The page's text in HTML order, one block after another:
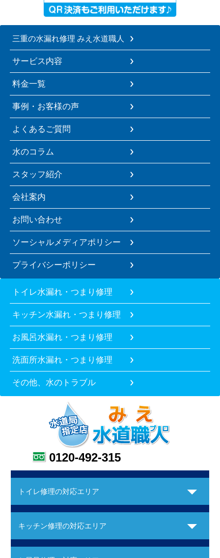
三重の水漏れ修理 みえ水道職人
サービス内容
料金一覧
事例・お客様の声
よくあるご質問
水のコラム
スタッフ紹介
会社案内
お問い合わせ
ソーシャルメディアポリシー
プライバシーポリシー
トイレ水漏れ・つまり修理
キッチン水漏れ・つまり修理
お風呂水漏れ・つまり修理
洗面所水漏れ・つまり修理
その他、水のトラブル
0120-492-315
トイレ修理の対応エリア
キッチン修理の対応エリア